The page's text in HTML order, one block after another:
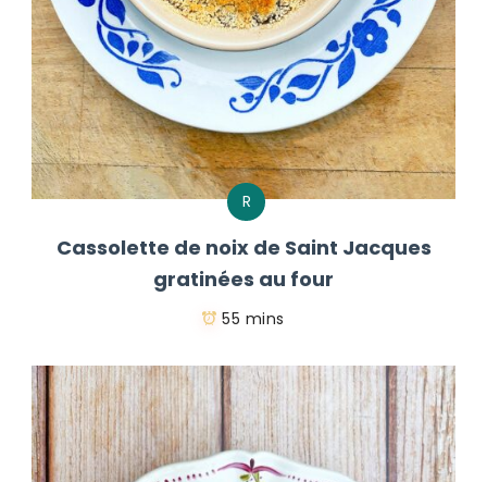
R
Cassolette de noix de Saint Jacques
gratinées au four
55 mins